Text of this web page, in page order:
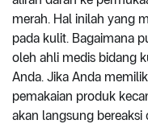
merah. Hal inilah yang
pada kulit. Bagaimana
oleh ahli medis bidang
Anda. Jika Anda
pemakaian produk
akan langsung